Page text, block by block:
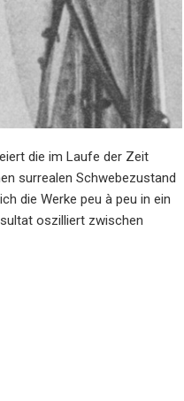
die im Laufe der Zeit
surrealen Schwebezustand
die Werke peu à peu in ein
oszilliert zwischen